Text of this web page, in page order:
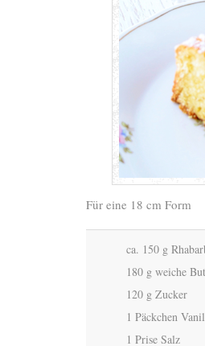
Für eine 18 cm Form
ca. 150 g
180 g weiche
120 g Zucker
1 Päckchen
1 Prise Salz